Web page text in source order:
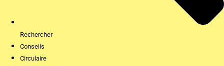
Rechercher
Conseils
Circulaire